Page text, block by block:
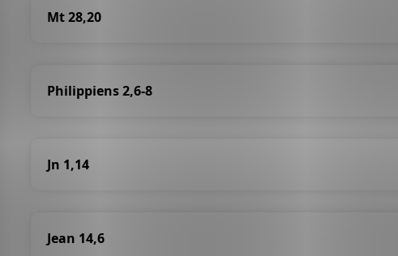
Mt 28,20
Philippiens 2,6-8
Jn 1,14
Jean 14,6